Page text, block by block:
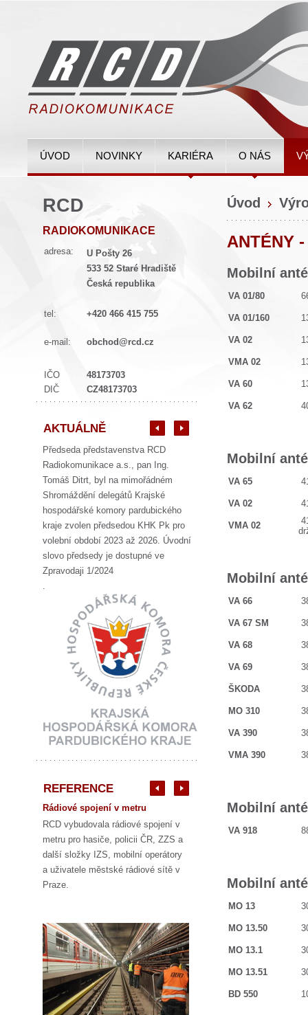
ÚVOD NOVINKY KARIÉRA O NÁS
RCD
RADIOKOMUNIKACE
adresa:
U Pošty 26
533 52 Staré Hradiště
Česká republika
tel: +420 466 415 755
e-mail: obchod@rcd.cz
IČO
48173703
DIČ
CZ48173703
AKTUÁLNĚ
Předseda představenstva RCD
Radiokomunikace a.s., pan Ing.
Tomáš Ditrt, byl na mimořádném
Shromáždění delegátů Krajské
hospodářské komory pardubického
kraje zvolen předsedou KHK Pk pro
volební období 2023 až 2026. Úvodní
slovo předsedy je dostupné ve
Zpravodaji 1/2024
.
REFERENCE
Rádiové spojení v metru
RCD vybudovala rádiové spojení v
metru pro hasiče, policii ČR, ZZS a
další složky IZS, mobilní operátory
a uživatele městské rádiové sítě v
Praze.
Úvod
ANTÉNY
Mobilní
VA 01/80
VA 01/160
VA 02
VMA 02
VA 60
VA 62
Mobilní
VA 65
VA 02
VMA 02
Mobilní
VA 66
VA 67 SM
VA 68
VA 69
ŠKODA
MO 310
VA 390
VMA 390
Mobilní
VA 918
Mobilní
MO 13
MO 13.50
MO 13.1
MO 13.51
BD 550